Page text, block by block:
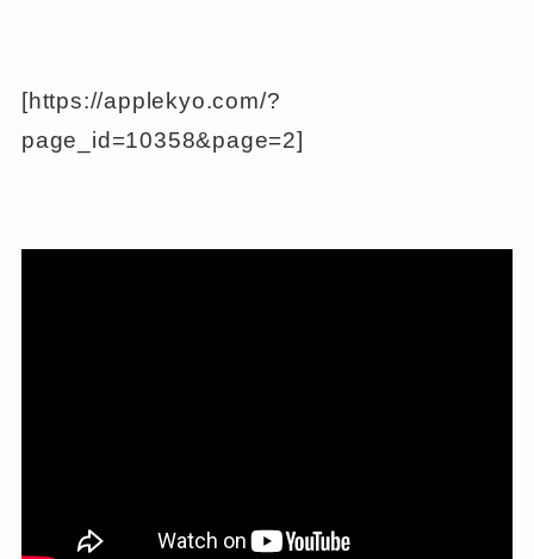
[https://applekyo.com/?
page_id=10358&page=2]